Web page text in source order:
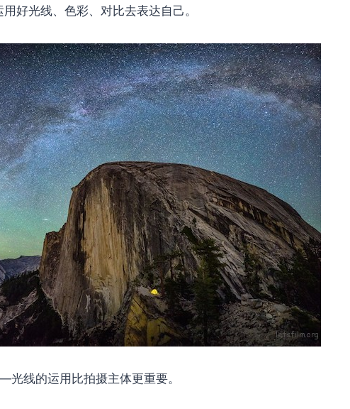
好光线、色彩、对比去表达自己。
线的运用比拍摄主体更重要。